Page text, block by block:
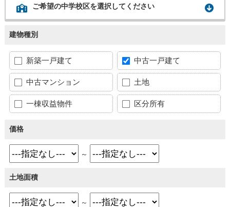
ご希望の中学校区を選択してください
建物種別
新築一戸建て 中古一戸建て
中古マンション 土地
一棟収益物件 区分所有
価格
～
土地面積
～